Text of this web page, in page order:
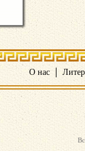
О нас